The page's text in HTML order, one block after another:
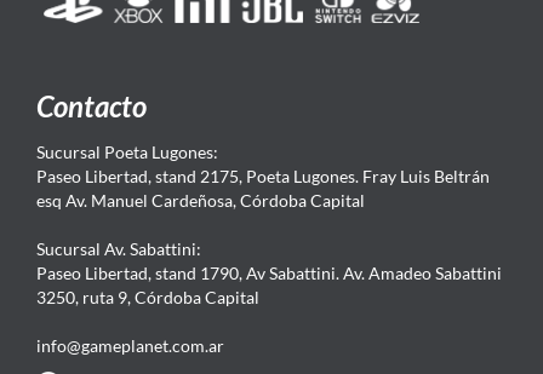
Contacto
Sucursal Poeta Lugones:
Paseo Libertad, stand 2175, Poeta Lugones. Fray Luis Beltrán
esq Av. Manuel Cardeñosa, Córdoba Capital
Sucursal Av. Sabattini:
Paseo Libertad, stand 1790, Av Sabattini. Av. Amadeo Sabattini
3250, ruta 9, Córdoba Capital
info@gameplanet.com.ar